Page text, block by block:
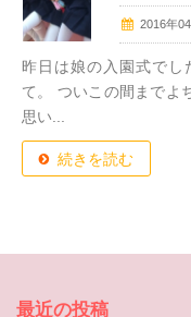
2016年
昨日は娘の入園式でし
て。 ついこの間までよ
思い...
続きを読む
最近の投稿